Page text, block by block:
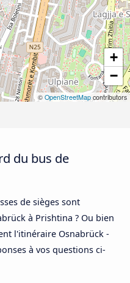
+
−
© OpenStreetMapcontributors
du bus de
de sièges sont
à Prishtina ? Ou bien
l'itinéraire Osnabrück -
à vos questions ci-